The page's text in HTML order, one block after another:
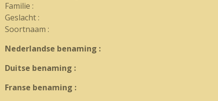
Familie :
Geslacht :
Soortnaam :
Nederlandse benaming :
Duitse benaming :
Franse benaming :